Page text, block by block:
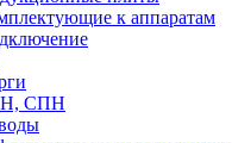
к аппаратам
СПН